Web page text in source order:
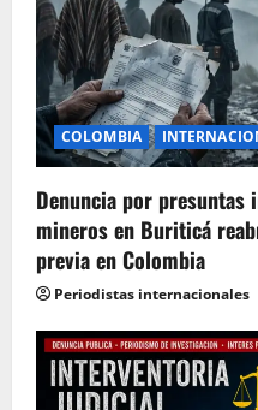
COLOMBIA
Denuncia por
mineros en Buriticá
previa en Colombia
Periodistas internacionales